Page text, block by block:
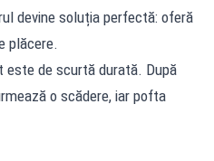
devine soluția perfectă: oferă
plăcere.
de scurtă durată. După
o scădere, iar pofta